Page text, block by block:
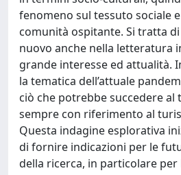
fenomeno sul tessuto sociale
comunità ospitante. Si tratta
nuovo anche nella letteratura
grande interesse ed attualità.
la tematica dell’attuale
ciò che potrebbe succedere al
sempre con riferimento al
Questa indagine esplorativa
di fornire indicazioni per le
della ricerca, in particolare per